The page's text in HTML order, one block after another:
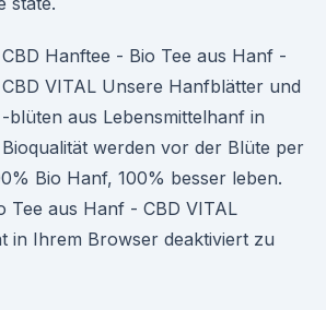
CBD Hanftee - Bio Tee aus Hanf -
CBD VITAL Unsere Hanfblätter und
-blüten aus Lebensmittelhanf in
Bioqualität werden vor der Blüte per
Bio Hanf, 100% besser leben.
Tee aus Hanf - CBD VITAL
in Ihrem Browser deaktiviert zu